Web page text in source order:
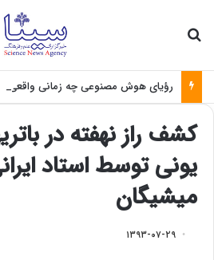
رؤیای هوش مصنوعی چه زمانی واقعی
کشف راز نهفته در
یونی توسط استاد
میشیگان
۱۳۹۳-۰۷-۲۹